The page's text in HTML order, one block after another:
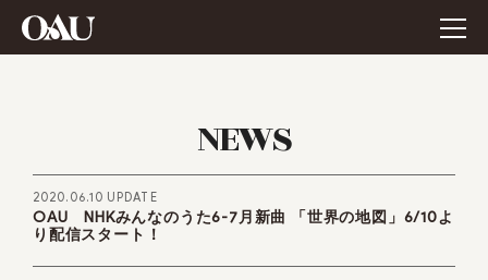
NEWS
2020.06.10 UPDATE
OAU NHKみんなのうた6-7月新曲 「世界の地図」6/10よ
り配信スタート！